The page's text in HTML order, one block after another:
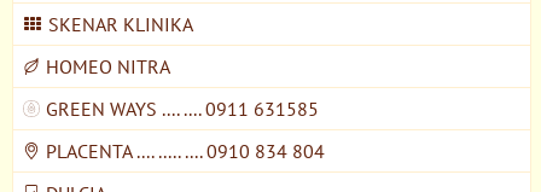
SKENAR KLINIKA
HOMEO NITRA
GREEN WAYS .... .... 0911 631585
PLACENTA .... ..... .... 0910 834 804